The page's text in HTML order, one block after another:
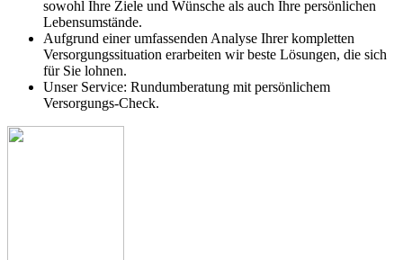
sowohl Ihre Ziele und Wünsche als auch Ihre persönlichen
Lebensumstände.
Aufgrund einer umfassenden Analyse Ihrer kompletten
Versorgungssituation erarbeiten wir beste Lösungen, die sich
für Sie lohnen.
Unser Service: Rundumberatung mit persönlichem
Versorgungs-Check.